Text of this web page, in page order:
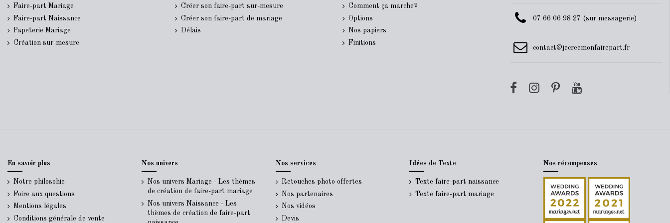
Faire-part Mariage
Faire-part Naissance
Papeterie Mariage
Création sur-mesure
Créer son faire-part sur-mesure
Créer son faire-part de mariage
Délais
Comment ça marche?
Options
Nos papiers
Finitions
07 66 06 98 27 (sur messagerie)
contact@jecreemonfairepart.fr
En savoir plus
Notre philosohie
Foire aux questions
Mentions légales
Conditions générale de vente
Nos univers
Nos univers Mariage - Les thèmes
de création de faire-part mariage
Nos univers Naissance - Les
thèmes de création de faire-part
Nos services
Retouches photo offertes
Nos partenaires
Nos vidéos
Devis
Idées de Texte
Texte faire-part naissance
Texte faire-part mariage
Nos récompenses